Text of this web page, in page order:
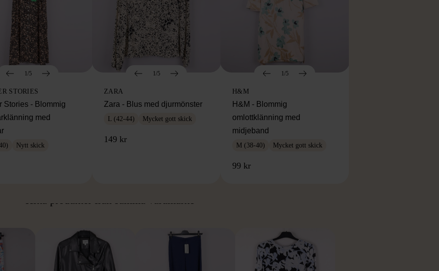
1/5
STORIES
Stories - Blommig
med
Nytt skick
1/5
ZARA
Zara - Blus med djurmönster
L (42-44) Mycket gott skick
149 kr
1/5
H&M
H&M - Blommig
omlottklänning med
midjeband
M (38-40) Mycket gott skick
99 kr
Hitta produkter från samma varumärke